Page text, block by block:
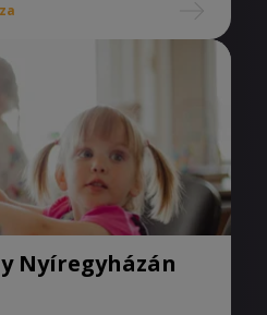
Nyíregyházán